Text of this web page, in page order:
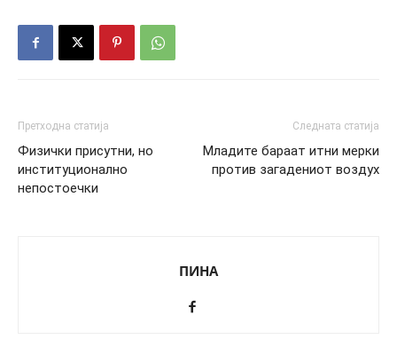
Претходна статија
Физички присутни, но
институционално
непостоечки
Следната статија
Младите бараат итни мерки
против загадениот воздух
ПИНА